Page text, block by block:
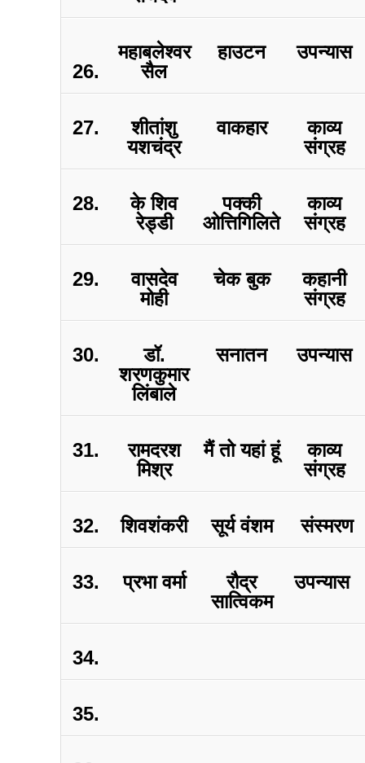
26.
महाबलेश्वर
सैल
हाउटन उपन्यास
27.
शीतांशु
यशचंद्र
वाकहार
काव्य
संग्रह
28.
के शिव
रेड्डी
पक्की
ओत्तिगिलिते
काव्य
संग्रह
29.
वासदेव
मोही
चेक बुक
कहानी
संग्रह
30.
डॉ.
शरणकुमार
लिंबाले
सनातन उपन्यास
31.
रामदरश
मिश्र
मैं तो यहां हूं
काव्य
संग्रह
32. शिवशंकरी सूर्य वंशम संस्मरण
33. प्रभा वर्मा
रौद्र
सात्विकम
उपन्यास
34.
35.